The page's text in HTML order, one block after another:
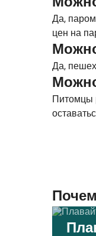
Да,
цен на
Да,
Питомцы